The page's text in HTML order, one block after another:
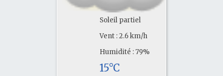
Soleil partiel
Vent : 2.6 km/h
Humidité : 79%
15°C